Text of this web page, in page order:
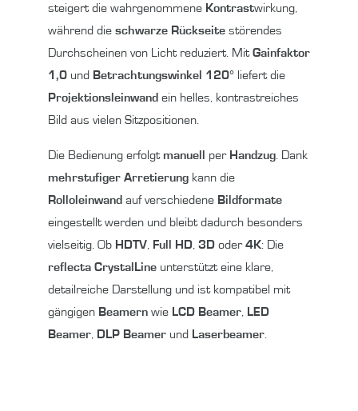
steigert die wahrgenommene Kontrastwirkung,
während die schwarze Rückseite störendes
Durchscheinen von Licht reduziert. MitGainfaktor
1,0 und Betrachtungswinkel 120° liefert die
Projektionsleinwand ein helles, kontrastreiches
Bild aus vielen Sitzpositionen.
Die Bedienung erfolgt manuell per Handzug . Dank
mehrstufiger Arretierung kann die
Rolloleinwand auf verschiedene Bildformate
eingestellt werden und bleibt dadurch besonders
vielseitig. Ob HDTV Full HD 3D oder4K: Die
reflecta CrystalLine unterstützt eine klare,
detailreiche Darstellung und ist kompatibel mit
gängigen Beamern wie LCD Beamer
LED
Beamer
DLP Beamer und Laserbeamer